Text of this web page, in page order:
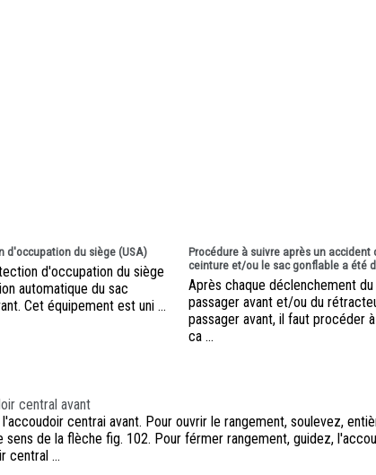
d'occupation du siège (USA)
d'occupation du siège
automatique du sac
Cet équipement est uni ...
Procédure à suivre après un accident
ceinture et/ou le sac gonflable a été
Après chaque déclenchement
passager avant et/ou du
passager avant, il faut procéder
ca ...
central avant
l'accoudoir centrai avant. Pour ouvrir le rangement, soulevez,
sens de la flèche fig. 102. Pour férmer rangement, guidez,
central ...